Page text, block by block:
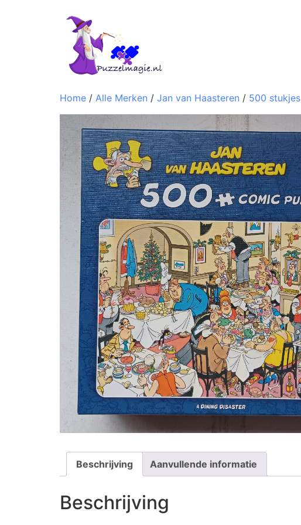
Home / Alle Merken / Jan van Haasteren / 500 stukjes
Beschrijving Aanvullende informatie
Beschrijving